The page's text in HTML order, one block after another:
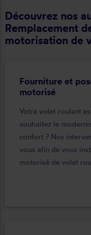
Découvrez nos
Remplacement
motorisation de
Fourniture et
motorisé
Votre volet roulant
souhaitez le
confort ? Nos
vous afin de vous
motorisé de volet